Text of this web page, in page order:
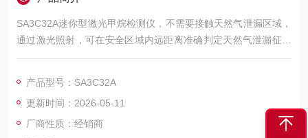
SA3C32A迷你型激光甲烷检测仪，不需要接触天然气泄漏区域，
通过激光照射，可在安全区域内远距离准确判定天然气泄漏征兆
及泄漏位置。
产品型号：SA3C32A
更新时间：2026-05-11
厂商性质：经销商